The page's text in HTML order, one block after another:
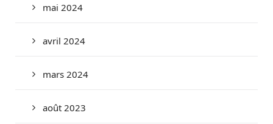
mai 2024
avril 2024
mars 2024
août 2023